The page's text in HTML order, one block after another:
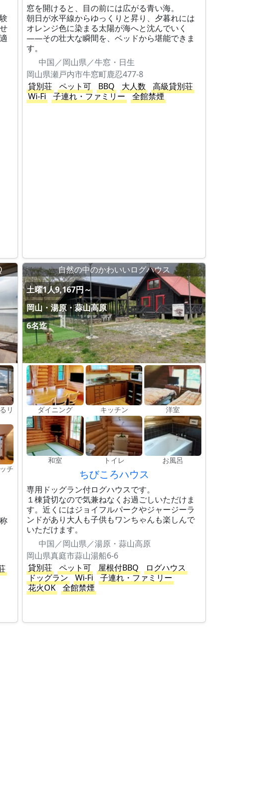
窓を開けると、目の前には広がる青い海。
朝日が水平線からゆっくりと昇り、夕暮れには
オレンジ色に染まる太陽が海へと沈んでいく
——その壮大な瞬間を、ベッドから堪能できま
す。
中国／岡山県／牛窓・日生
岡山県瀬戸内市牛窓町鹿忍477-8
貸別荘
ペット可 BBQ 大人数
高級貸別荘
Wi-Fi
子連れ・ファミリー 全館禁煙
リ
チ
自然の中のかわいいログハウス
土曜1人9,167円～
岡山・湯原・蒜山高原
6名迄
ダイニング キッチン 洋室
和室 トイレ お風呂
ちびころハウス
専用ドッグラン付ログハウスです。
１棟貸切なので気兼ねなくお過ごしいただけま
す。近くにはジョイフルパークやジャージーラ
ンドがあり大人も子供もワンちゃんも楽しんで
いただけます。
中国／岡山県／湯原・蒜山高原
岡山県真庭市蒜山湯船6-6
貸別荘
ペット可 屋根付BBQ
ログハウス
ドッグラン
Wi-Fi
子連れ・ファミリー
花火OK
全館禁煙